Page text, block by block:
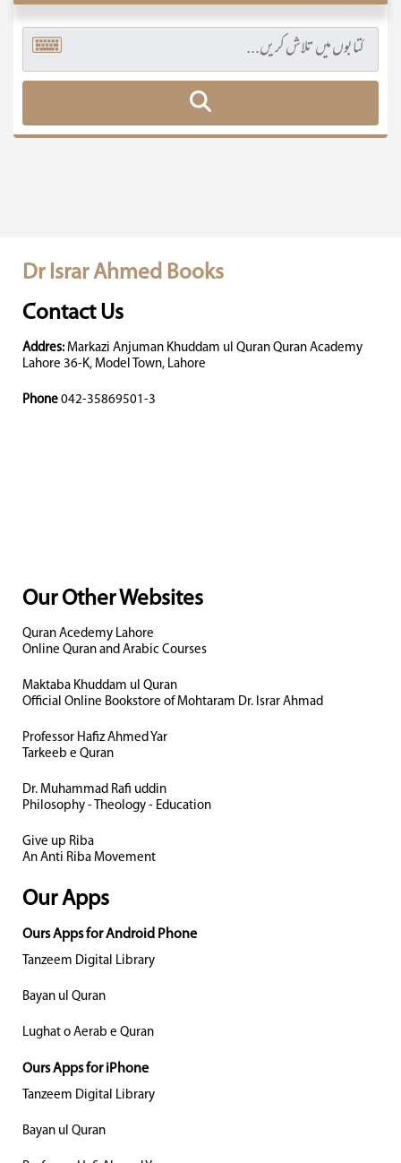
Dr Israr Ahmed Books
Contact Us
Addres: Markazi Anjuman Khuddam ul Quran Quran Academy
Lahore 36-K, Model Town, Lahore
Phone 042-35869501-3
Our Other Websites
Quran Acedemy Lahore
Online Quran and Arabic Courses
Maktaba Khuddam ul Quran
Official Online Bookstore of Mohtaram Dr. Israr Ahmad
Professor Hafiz Ahmed Yar
Tarkeeb e Quran
Dr. Muhammad Rafi uddin
Philosophy - Theology - Education
Give up Riba
An Anti Riba Movement
Our Apps
Ours Apps for Android Phone
Tanzeem Digital Library
Bayan ul Quran
Lughat o Aerab e Quran
Ours Apps for iPhone
Tanzeem Digital Library
Bayan ul Quran